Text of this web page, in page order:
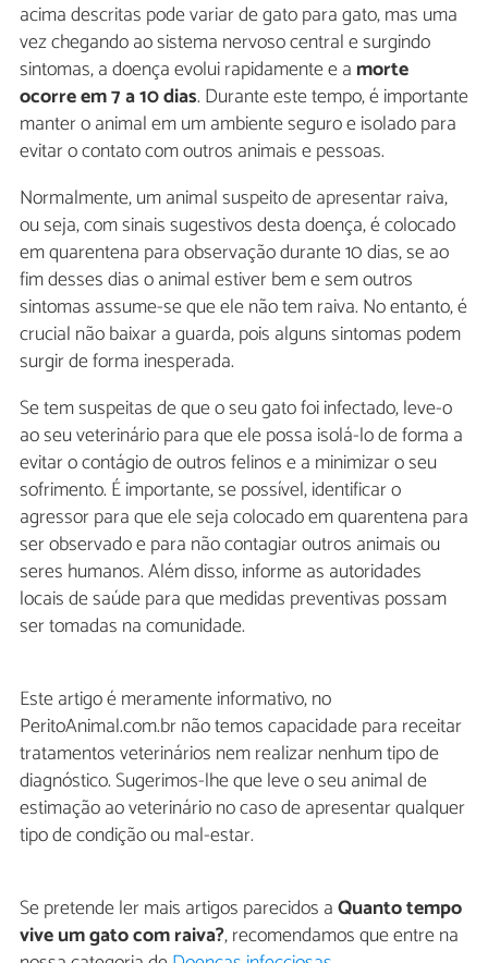
acima descritas pode variar de gato para gato, mas uma
vez chegando ao sistema nervoso central e surgindo
sintomas, a doença evolui rapidamente e a morte
ocorre em 7 a 10 dias. Durante este tempo, é importante
manter o animal em um ambiente seguro e isolado para
evitar o contato com outros animais e pessoas.
Normalmente, um animal suspeito de apresentar raiva,
ou seja, com sinais sugestivos desta doença, é colocado
em quarentena para observação durante 10 dias, se ao
fim desses dias o animal estiver bem e sem outros
sintomas assume-se que ele não tem raiva. No entanto, é
crucial não baixar a guarda, pois alguns sintomas podem
surgir de forma inesperada.
Se tem suspeitas de que o seu gato foi infectado, leve-o
ao seu veterinário para que ele possa isolá-lo de forma a
evitar o contágio de outros felinos e a minimizar o seu
sofrimento. É importante, se possível, identificar o
agressor para que ele seja colocado em quarentena para
ser observado e para não contagiar outros animais ou
seres humanos. Além disso, informe as autoridades
locais de saúde para que medidas preventivas possam
ser tomadas na comunidade.
Este artigo é meramente informativo, no
PeritoAnimal.com.br não temos capacidade para receitar
tratamentos veterinários nem realizar nenhum tipo de
diagnóstico. Sugerimos-lhe que leve o seu animal de
estimação ao veterinário no caso de apresentar qualquer
tipo de condição ou mal-estar.
Se pretende ler mais artigos parecidos aQuanto tempo
vive um gato com raiva?, recomendamos que entre na